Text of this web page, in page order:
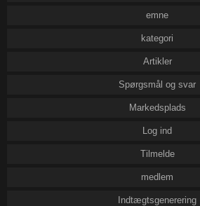
emne
kategori
Artikler
Spørgsmål og svar
Markedsplads
Log ind
Tilmelde
medlem
Indtægtsgenerering